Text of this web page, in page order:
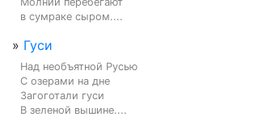
в сумраке сыром....
» Гуси
Над необъятной Русью
С озерами на дне
Загоготали гуси
В зеленой вышине....